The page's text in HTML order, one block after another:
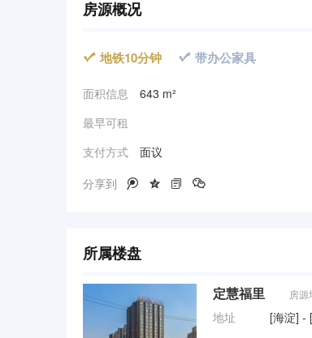
房源概况
 地铁10分钟  带办公家具
面积信息 643 m²
最早可租
支付方式
面议
分享到
   
所属楼盘
定慧福里 房源
地址
[海淀] -